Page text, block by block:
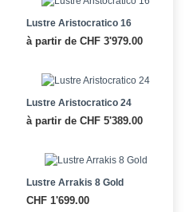
Lustre Aristocratico 16
à partir de CHF 3'979.00
Lustre Aristocratico 24
à partir de CHF 5'389.00
Lustre Arrakis 8 Gold
CHF 1'699.00